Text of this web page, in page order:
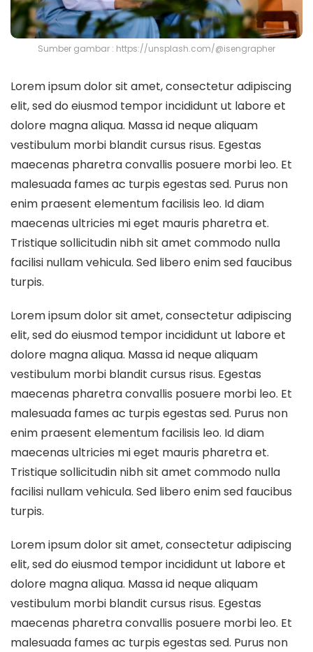
Sumber gambar : https://unsplash.com/@isengrapher
Lorem ipsum dolor sit amet, consectetur adipiscing
elit, sed do eiusmod tempor incididunt ut labore et
dolore magna aliqua. Massa id neque aliquam
vestibulum morbi blandit cursus risus. Egestas
maecenas pharetra convallis posuere morbi leo. Et
malesuada fames ac turpis egestas sed. Purus non
enim praesent elementum facilisis leo. Id diam
maecenas ultricies mi eget mauris pharetra et.
Tristique sollicitudin nibh sit amet commodo nulla
facilisi nullam vehicula. Sed libero enim sed faucibus
turpis.
Lorem ipsum dolor sit amet, consectetur adipiscing
elit, sed do eiusmod tempor incididunt ut labore et
dolore magna aliqua. Massa id neque aliquam
vestibulum morbi blandit cursus risus. Egestas
maecenas pharetra convallis posuere morbi leo. Et
malesuada fames ac turpis egestas sed. Purus non
enim praesent elementum facilisis leo. Id diam
maecenas ultricies mi eget mauris pharetra et.
Tristique sollicitudin nibh sit amet commodo nulla
facilisi nullam vehicula. Sed libero enim sed faucibus
turpis.
Lorem ipsum dolor sit amet, consectetur adipiscing
elit, sed do eiusmod tempor incididunt ut labore et
dolore magna aliqua. Massa id neque aliquam
vestibulum morbi blandit cursus risus. Egestas
maecenas pharetra convallis posuere morbi leo. Et
malesuada fames ac turpis egestas sed. Purus non